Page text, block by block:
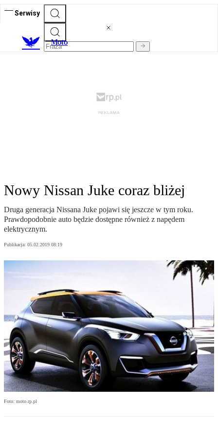
Serwisy
Moto
Nowy Nissan Juke coraz bliżej
Druga generacja Nissana Juke pojawi się jeszcze w tym roku.
Prawdopodobnie auto będzie dostępne również z napędem
elektrycznym.
Publikacja: 05.02.2019 08:19
Foto: moto.rp.pl